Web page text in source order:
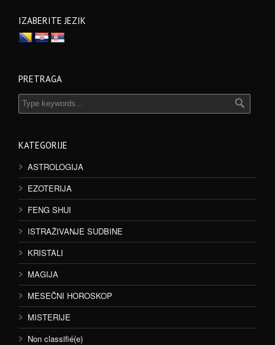
IZABERITE JEZIK
PRETRAGA
KATEGORIJE
ASTROLOGIJA
EZOTERIJA
FENG SHUI
ISTRAŽIVANJE SUDBINE
KRISTALI
MAGIJA
MESEČNI HOROSKOP
MISTERIJE
Non classifié(e)